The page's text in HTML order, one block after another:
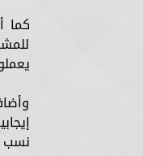
كما
نسب